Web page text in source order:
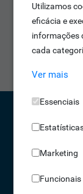
Sem toque,
O IDONIC
touchless,
CONTACTOS
NORTE 229 428
(chamada para a rede fixa
Utilizamos
eficácia e
informações
cada
Ver mais
Essenciais
Marketing
Funcionais